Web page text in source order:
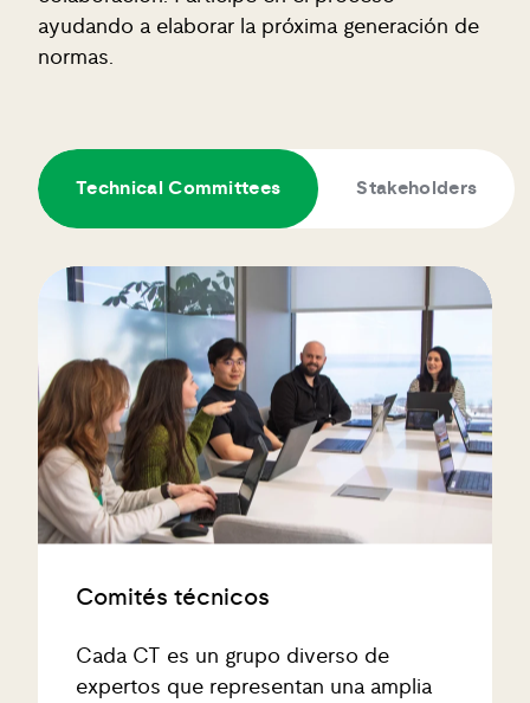
ayudando a elaborar la próxima generación de
normas.
Technical Committees Stakeholders
Comités técnicos
Cada CT es un grupo diverso de
expertos que representan una amplia